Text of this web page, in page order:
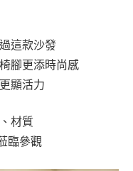
這款沙發
腳更添時尚感
顯活力
材質
臨參觀